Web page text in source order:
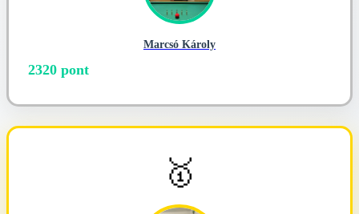
Marcsó Károly
2320 pont
🥇